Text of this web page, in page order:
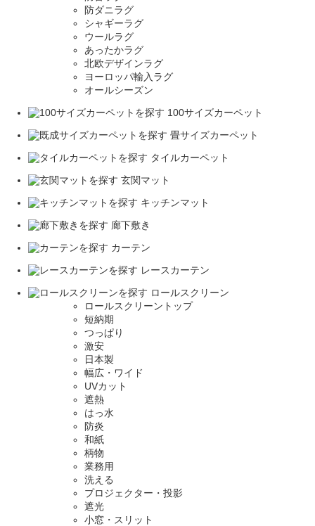
防ダニラグ
シャギーラグ
ウールラグ
あったかラグ
北欧デザインラグ
ヨーロッパ輸入ラグ
オールシーズン
100サイズカーペット
畳サイズカーペット
タイルカーペット
玄関マット
キッチンマット
廊下敷き
カーテン
レースカーテン
ロールスクリーン
ロールスクリーントップ
短納期
つっぱり
激安
日本製
幅広・ワイド
UVカット
遮熱
はっ水
防炎
和紙
柄物
業務用
洗える
プロジェクター・投影
遮光
小窓・スリット